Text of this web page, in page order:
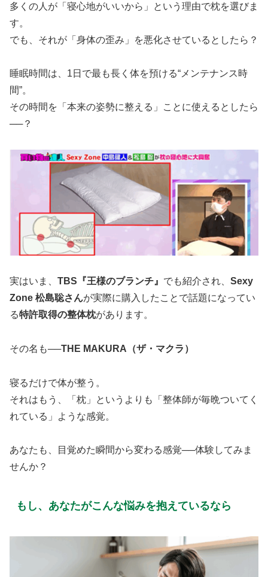
多くの人が「寝心地がいいから」という理由で枕を選びま
す。
でも、それが「身体の歪み」を悪化させているとしたら？
睡眠時間は、1日で最も長く体を預ける“メンテナンス時
間”。
その時間を「本来の姿勢に整える」ことに使えるとしたら
──？
実はいま、 TBS『王様のブランチ』 でも紹介され、 Sexy
Zone 松島聡さんが実際に購入したことで話題になってい
る特許取得の整体枕があります。
その名も──THE MAKURA（ザ・マクラ）
寝るだけで体が整う。
それはもう、「枕」というよりも「整体師が毎晩ついてく
れている」ような感覚。
あなたも、目覚めた瞬間から変わる感覚──体験してみま
せんか？
もし、あなたがこんな悩みを抱えているなら